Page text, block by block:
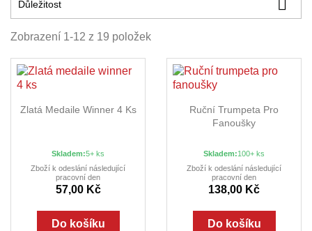
Důležitost

Zobrazení 1-12 z 19 položek
Zlatá Medaile Winner 4 Ks
Skladem:5+ ks
Zboží k odeslání následující
pracovní den
57,00 Kč
Do košíku
Ruční Trumpeta Pro
Fanoušky
Skladem:100+ ks
Zboží k odeslání následující
pracovní den
138,00 Kč
Do košíku